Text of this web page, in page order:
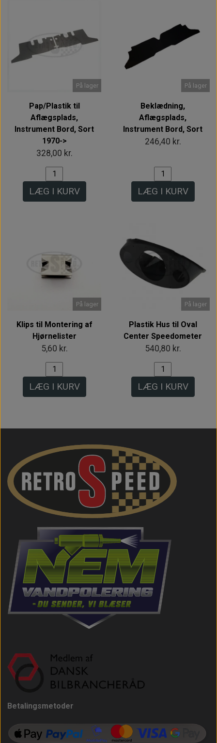
På lager
Pap/Plastik til
Aflægsplads,
Instrument Bord, Sort
1970->
328,00 kr.
LÆG I KURV
På lager
Beklædning,
Aflægsplads,
Instrument Bord, Sort
246,40 kr.
LÆG I KURV
På lager
Klips til Montering af
Hjørnelister
5,60 kr.
LÆG I KURV
På lager
Plastik Hus til Oval
Center Speedometer
540,80 kr.
LÆG I KURV
Betalingsmetoder